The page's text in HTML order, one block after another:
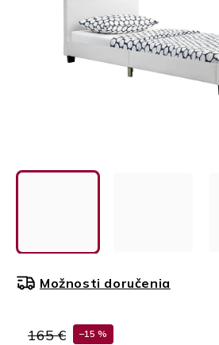
165 € –15 %
Možnosti doručenia